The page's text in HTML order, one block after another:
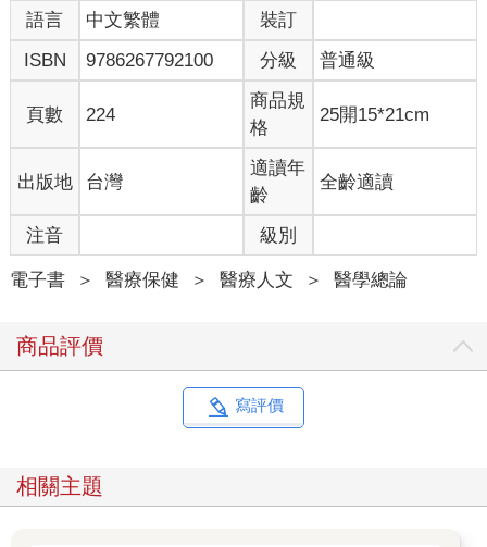
人跟人之間靠手機通話，外泌體就是細胞之間的「通訊工具」；
而通話的內容，就像外泌體所攜帶的訊息分子，這些訊息分子包
括蛋白質酵素、轉錄因子、訊息蛋白、不同核糖核酸（RNA）分
子、代謝物及脂質等。當一個細胞透過外泌體將訊息傳送出去，
接收的細胞在讀取訊息之後，也會產生外泌體，帶著不同的訊息
分子來回應發送方。這整個過程，很像是細胞之間的語言交談。
所以，外泌體的發現，等於開啟了一個全新的研究方向，讓我們
可以更清楚了解整體生命運作的奧祕。
Q：外泌體能應用在哪些領域？
A：在臨床上，既然外泌體具有訊息傳遞功能，當然也就具備應用
的潛力。第一個應用舉例來說，癌細胞在病程進展過程中，會釋
預測疾病變化。
而且不只癌症， 神經退化性疾病等疾病也會在病灶局部出現病變
前， 對身體各處產生影響及變化。這種全身性的效應， 除了透過
語言 中文繁體
裝訂
ISBN
9786267792100 分級 普通級
頁數 224
商品規
格
25開15*21cm
出版地 台灣
適讀年
齡
全齡適讀
注音 級別
電子書 ＞ 醫療保健 ＞ 醫療人文 ＞ 醫學總論
商品評價
寫評價
相關主題